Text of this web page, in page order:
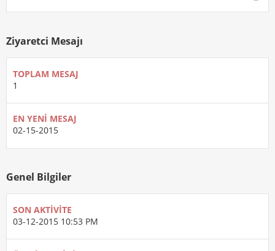
Ziyaretci Mesajı
TOPLAM MESAJ
1
EN YENI MESAJ
02-15-2015
Genel Bilgiler
SON AKTIVITE
03-12-2015 10:53 PM